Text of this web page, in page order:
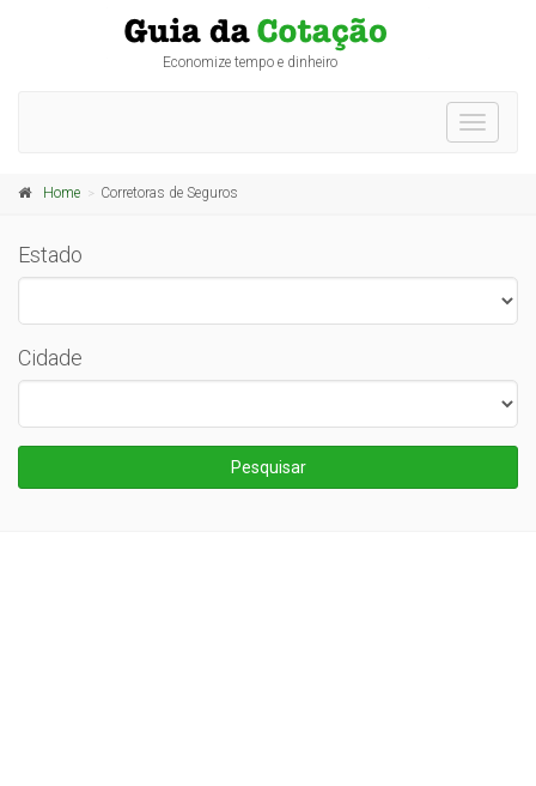
Economize tempo e dinheiro
Toggle
Home Corretoras de Seguros
Estado
Cidade
Pesquisar